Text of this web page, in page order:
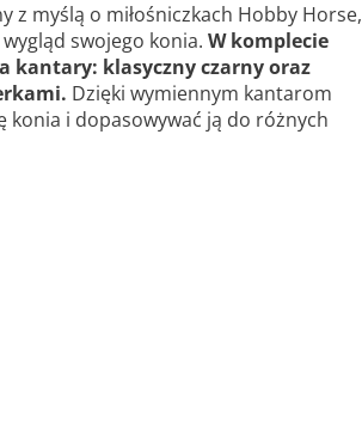
z myślą o miłośniczkach Hobby Horse,
swojego konia. W komplecie
kantary: klasyczny czarny oraz
Dzięki wymiennym kantarom
konia i dopasowywać ją do różnych